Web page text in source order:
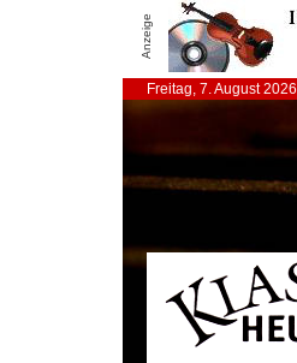
Anzeige
Freitag, 7. August 2026